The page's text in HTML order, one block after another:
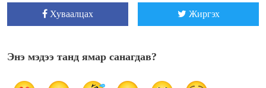
Хуваалцах Жиргэх
Энэ мэдээ танд ямар санагдав?